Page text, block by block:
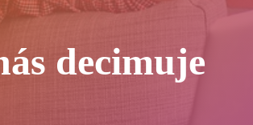
decimuje